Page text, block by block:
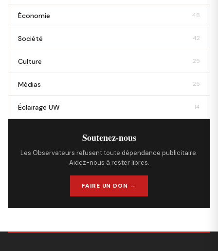
Économie 48
Société 42
Culture 25
Médias 25
Éclairage UW 14
Soutenez-nous
Les Observateurs refusent toute dépendance publicitaire.
Aidez-nous à rester libres.
FAIRE UN DON →